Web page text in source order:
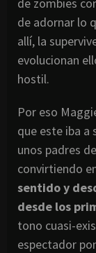
de adornar lo
allí, la
evolucionan
hostil.
Por eso
que este iba a
unos padres
convirtiendo
sentido y
desde los
tono cuasi-
espectador